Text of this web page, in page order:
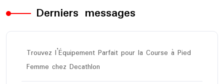
Derniers messages
Trouvez l’Équipement Parfait pour la Course à Pied
Femme chez Decathlon